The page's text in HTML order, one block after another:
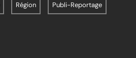
Région Publi-Reportage